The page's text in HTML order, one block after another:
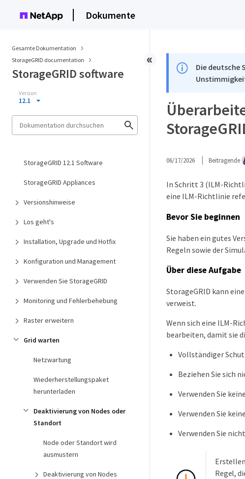
Dokumente
Gesamte Dokumentation
StorageGRID documentation
StorageGRID software
Version
12.1
StorageGRID 12.1 Software
StorageGRID Appliances
Versionshinweise
Los geht's
Installation, Upgrade und Hotfix
Konfiguration und Management
Verwenden Sie StorageGRID
Monitoring und Fehlerbehebung
Raster erweitern
Grid warten
Netzwartung
Wiederherstellungspaket
herunterladen
Deaktivierung von Nodes oder
Standort
Node oder Standort wird
ausmustern
Deaktivierung von Nodes
Die deutsche
06/17/2026 Beitragende
In Schritt 3 (ILM-
eine ILM-Richtlinie
Bevor Sie beginnen
Sie haben ein gutes
Regeln sowie der
Über diese Aufgabe
StorageGRID kann
verweist.
Wenn sich eine ILM-
bearbeiten, damit sie
Vollständiger
Beziehen Sie sich
Verwenden Sie
Verwenden Sie
Verwenden Sie
Regel,